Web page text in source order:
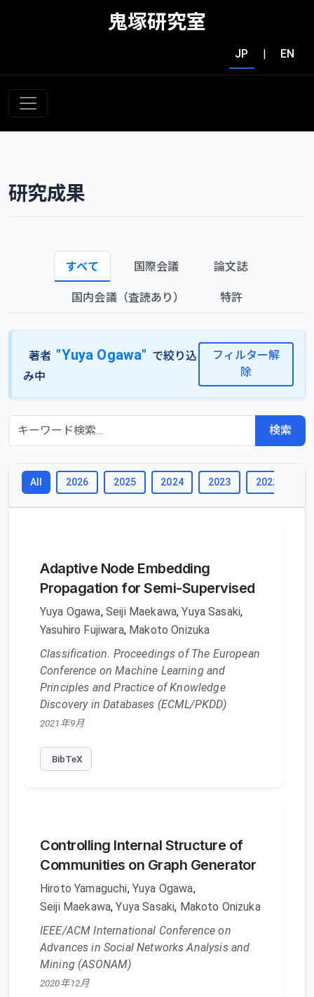
鬼塚研究室
JP | EN
研究成果
すべて 国際会議 論文誌
国内会議（査読あり） 特許
著者 "Yuya Ogawa" で絞り込
み中
フィルター解
除
検索
All 2026 2025 2024 2023 2022
Adaptive Node Embedding
Propagation for Semi-Supervised
Yuya Ogawa, Seiji Maekawa,Yuya Sasaki,
Yasuhiro Fujiwara, Makoto Onizuka
Classification. Proceedings of The European
Conference on Machine Learning and
Principles and Practice of Knowledge
Discovery in Databases (ECML/PKDD)
2021年9月
BibTeX
Controlling Internal Structure of
Communities on Graph Generator
Hiroto Yamaguchi, Yuya Ogawa,
Seiji Maekawa,Yuya Sasaki, Makoto Onizuka
IEEE/ACM International Conference on
Advances in Social Networks Analysis and
Mining (ASONAM)
2020年12月